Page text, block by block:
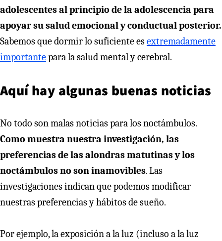
adolescentes al principio de la adolescencia para
apoyar su salud emocional y conductual posterior.
Sabemos que dormir lo suficiente esextremadamente
importantepara la salud mental y cerebral.
Aquí hay algunas buenas noticias
No todo son malas noticias para los noctámbulos.
Como muestra nuestra investigación, las
preferencias de las alondras matutinas y los
noctámbulos no son inamovibles. Las
investigaciones indican que podemos modificar
nuestras preferencias y hábitos de sueño.
Por ejemplo, la exposición a la luz (incluso a la luz